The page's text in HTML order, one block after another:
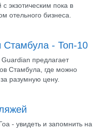
экзотическим пока в
отельного бизнеса.
Стамбула - Топ-10
Guardian предлагает
Стамбула, где можно
разумную цену.
- увидеть и запомнить на